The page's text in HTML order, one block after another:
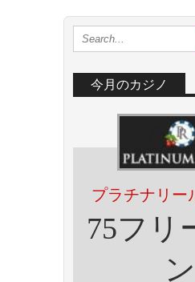
今月のカジノ
プラチナリー
75フリ
ン